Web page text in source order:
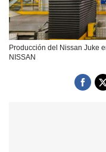
Producción del Nissan Juke
NISSAN